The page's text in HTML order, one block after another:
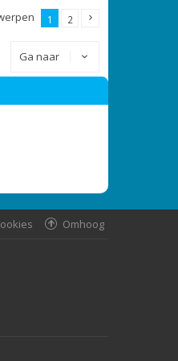
1 2
Ga naar
Omhoog